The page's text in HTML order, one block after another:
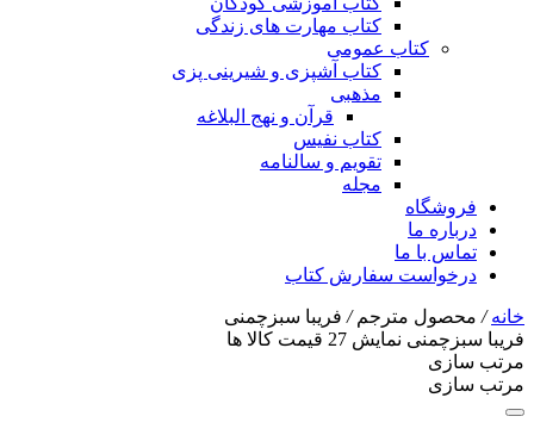
کتاب مهارت های زندگی
کتاب عمومی
کتاب آشپزی و شیرینی پزی
مذهبی
قرآن و نهج البلاغه
کتاب نفیس
تقویم و سالنامه
مجله
فروشگاه
درباره ما
تماس با ما
درخواست سفارش کتاب
خانه/ محصول مترجم / فریبا سبزچمنی
فریبا سبزچمنی نمایش 27 قیمت کالا ها
مرتب سازی
مرتب سازی